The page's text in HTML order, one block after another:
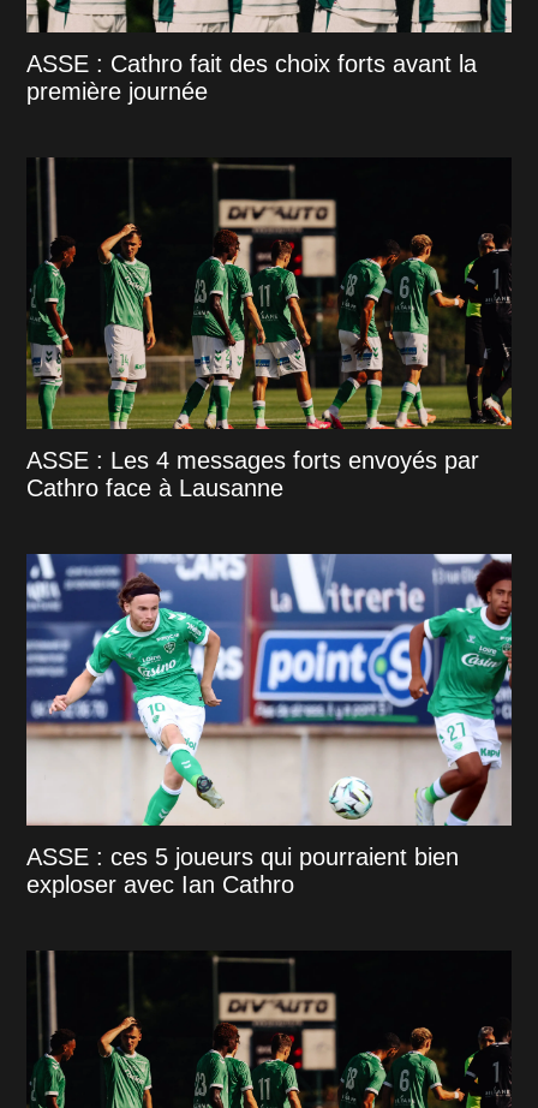
ASSE : Cathro fait des choix forts avant la
première journée
ASSE : Les 4 messages forts envoyés par
Cathro face à Lausanne
ASSE : ces 5 joueurs qui pourraient bien
exploser avec Ian Cathro